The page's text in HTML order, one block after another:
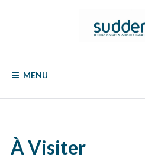
and
Management
MENU
À Visiter